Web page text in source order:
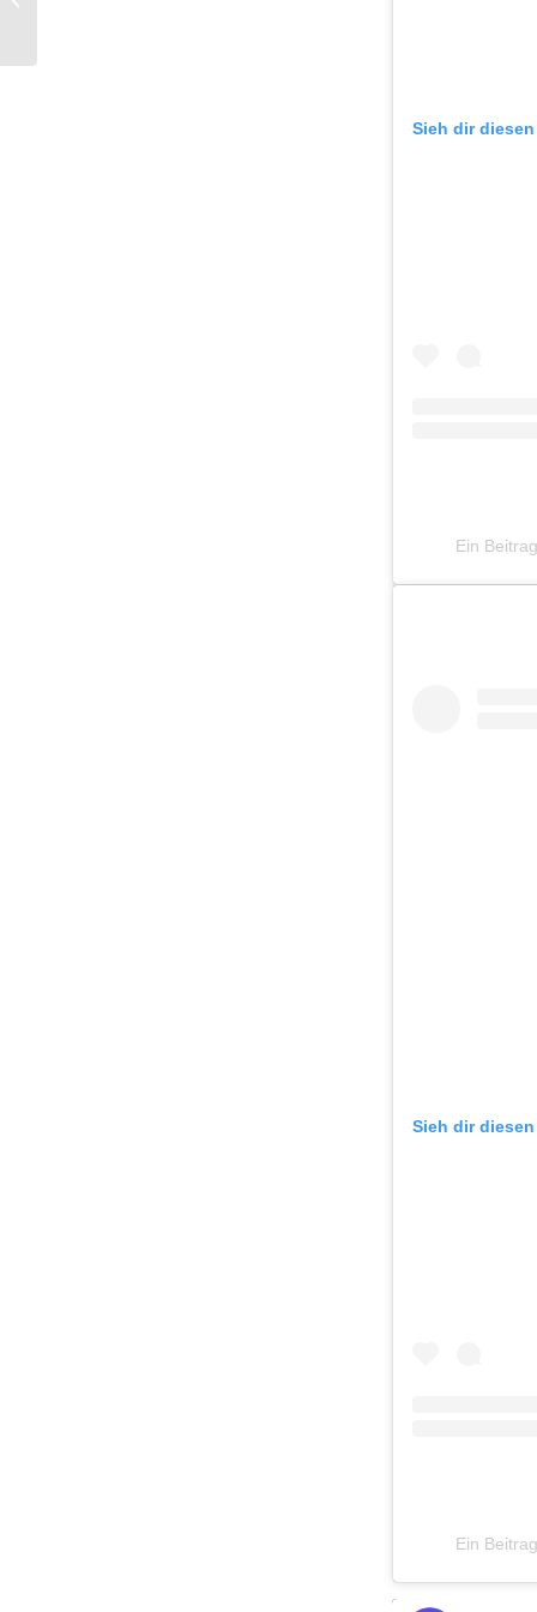
Sieh dir
Ein
Sieh dir
Ein